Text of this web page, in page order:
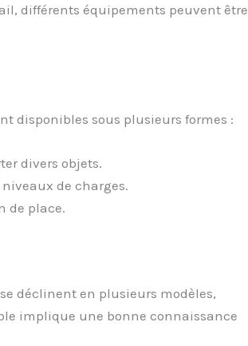
différents équipements peuvent être
disponibles sous plusieurs formes :
divers objets.
de charges.
de place.
déclinent en plusieurs modèles,
implique une bonne connaissance